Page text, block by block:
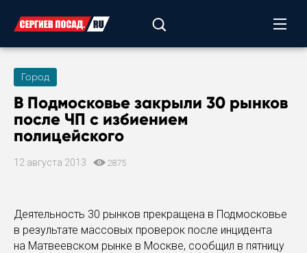
Город
В Подмосковье закрыли 30 рынков
после ЧП с избиением
полицейского
12 августа 2013 2875
Деятельность 30 рынков прекращена в Подмосковье
в результате массовых проверок после инцидента
на Матвеевском рынке в Москве, сообщил в пятницу